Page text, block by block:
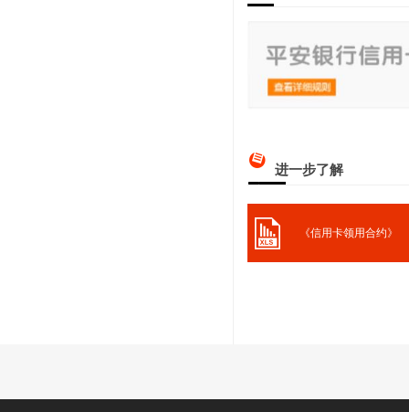
进一步了解
《信用卡领用合约》